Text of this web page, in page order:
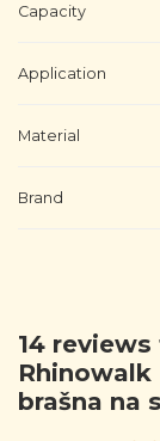
Capacity
Application
Material
Brand
14
Rhinowalk
brašna na